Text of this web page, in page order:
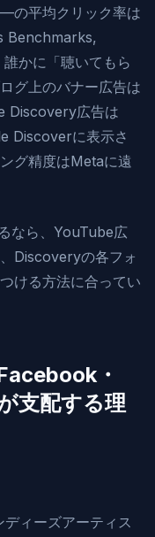
の平均クリック率は
Benchmarks,
かに「聴いてもら
グ上のバナー広告は
Discovery広告は
Discoverに表示さ
グ精度はMetaに遠
なら、YouTube広
Discoveryの各フォ
ける方法に合ってい
・
支配する理
ィーズアーティス